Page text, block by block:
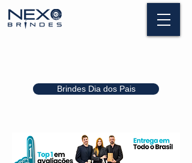
Brindes Dia dos Pais